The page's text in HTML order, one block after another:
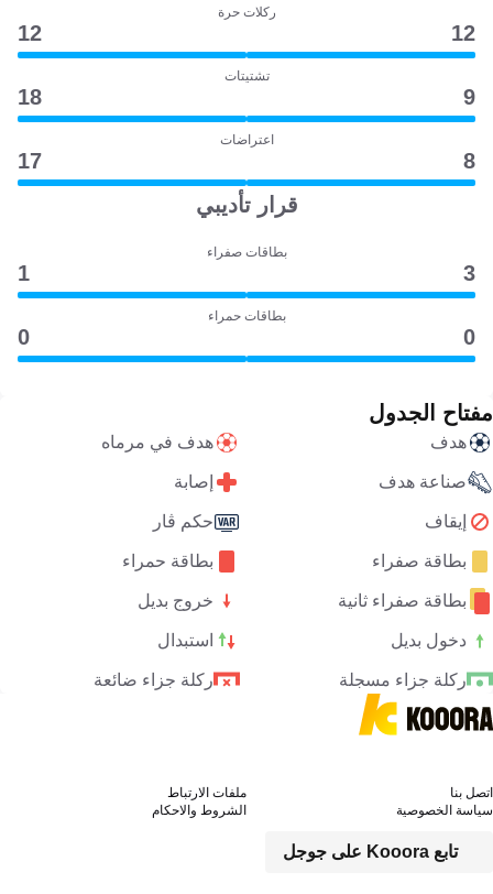
ركلات حرة
12
12
تشتيتات
9
18
اعتراضات
8
17
قرار تأديبي
بطاقات صفراء
3
1
بطاقات حمراء
0
0
مفتاح الجدول
هدف هدف في مرماه
صناعة هدف إصابة
إيقاف حكم ڤار
بطاقة صفراء بطاقة حمراء
بطاقة صفراء ثانية خروج بديل
دخول بديل استبدال
ركلة جزاء مسجلة ركلة جزاء ضائعة
تابع Kooora على جوجل
اتصل بنا
ملفات الارتباط
سياسة الخصوصية
الشروط والاحكام